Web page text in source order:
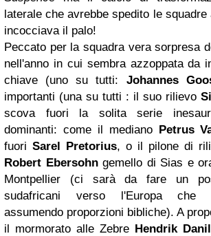
laterale che avrebbe spedito le squadre
incocciava il palo!
Peccato per la squadra vera sorpresa
nell'anno in cui sembra azzoppata da
chiave (uno su tutti: Johannes
importanti (una su tutti : il suo rilievo
scova fuori la solita serie
dominanti: come il mediano Petrus
fuori Sarel Pretorius, o il pilone di
Robert Ebersohngemello di Sias e
Montpellier (ci sarà da fare un
sudafricani verso l'Europa che
assumendo proporzioni bibliche). A
il mormorato alle Zebre Hendrik